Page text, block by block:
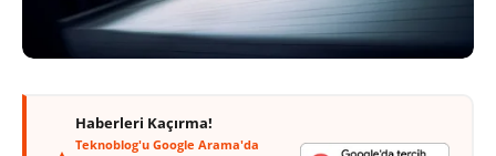
Haberleri Kaçırma!
Teknoblog'u Google Arama'da